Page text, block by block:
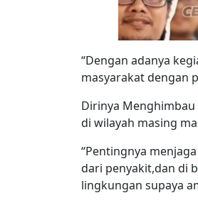
“Dengan adanya
masyarakat dengan
Dirinya
di wilayah masing
“Pentingnya
dari penyakit,dan di
lingkungan supaya